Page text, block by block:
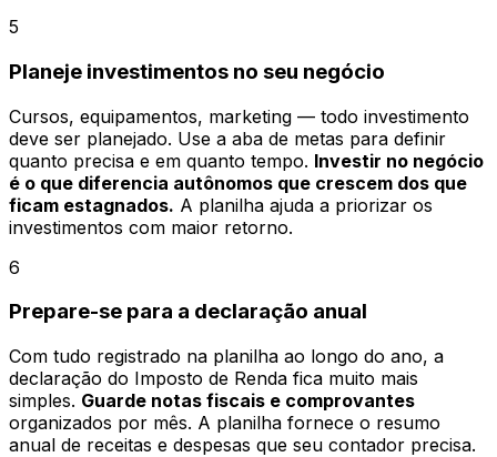
5
Planeje investimentos no seu negócio
Cursos, equipamentos, marketing — todo investimento
deve ser planejado. Use a aba de metas para definir
quanto precisa e em quanto tempo. Investir no negócio
é o que diferencia autônomos que crescem dos que
ficam estagnados. A planilha ajuda a priorizar os
investimentos com maior retorno.
6
Prepare-se para a declaração anual
Com tudo registrado na planilha ao longo do ano, a
declaração do Imposto de Renda fica muito mais
simples. Guarde notas fiscais e comprovantes
organizados por mês. A planilha fornece o resumo
anual de receitas e despesas que seu contador precisa.